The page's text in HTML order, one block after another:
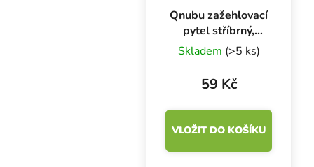
Qnubu zažehlovací
pytel stříbrný,
450x600 mm
Skladem (>5 ks)
59 Kč
VLOŽIT DO KOŠÍKU